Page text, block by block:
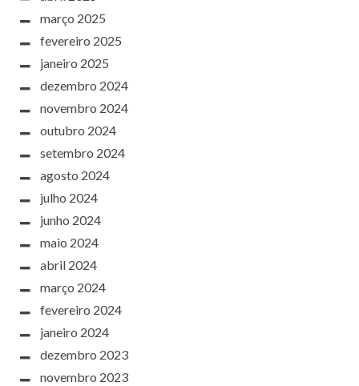
março 2025
fevereiro 2025
janeiro 2025
dezembro 2024
novembro 2024
outubro 2024
setembro 2024
agosto 2024
julho 2024
junho 2024
maio 2024
abril 2024
março 2024
fevereiro 2024
janeiro 2024
dezembro 2023
novembro 2023